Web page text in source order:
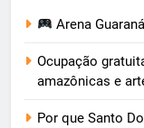
Arena
Ocupação
amazônicas e
Por que Santo